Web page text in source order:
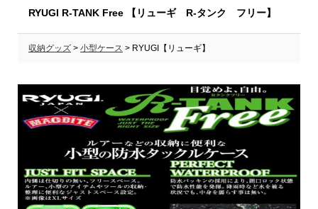
RYUGI R-TANK Free 【リューギ R-タンク フリー】
収納グッズ > 小型ケース > RYUGI【リューギ】